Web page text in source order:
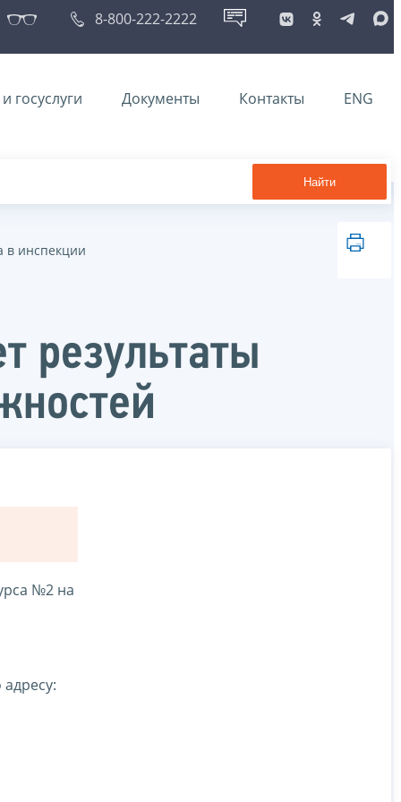
8-800-222-2222
госуслуги Документы Контакты ENG
Найти
в инспекции
результаты
№2 на